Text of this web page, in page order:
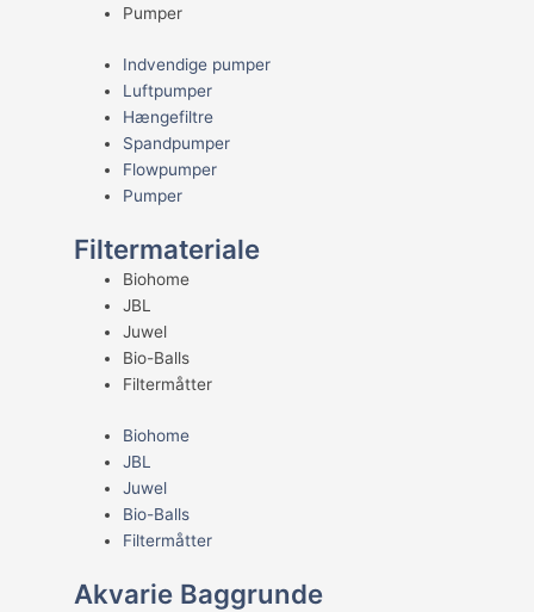
Pumper
Indvendige pumper
Luftpumper
Hængefiltre
Spandpumper
Flowpumper
Pumper
Filtermateriale
Biohome
JBL
Juwel
Bio-Balls
Filtermåtter
Biohome
JBL
Juwel
Bio-Balls
Filtermåtter
Akvarie Baggrunde